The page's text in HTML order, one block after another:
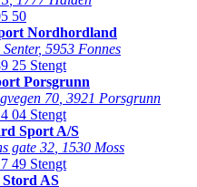
50
Nordhordland
, 5953 Fonnes
25 Stengt
Porsgrunn
70 3921 Porsgrunn
04 Stengt
Sport A/S
gate 32 1530 Moss
49 Stengt
AS